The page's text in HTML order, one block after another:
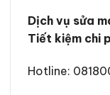
Dịch vụ sửa
Tiết kiệm chi
Hotline: